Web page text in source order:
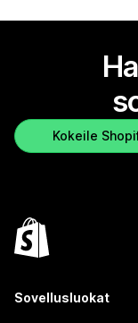
Kokeile
Sovellusluokat